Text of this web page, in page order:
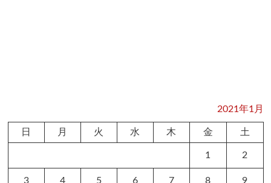
2021年1月
日 月 火 水 木 金 土
1 2
3 4 5 6 7 8 9